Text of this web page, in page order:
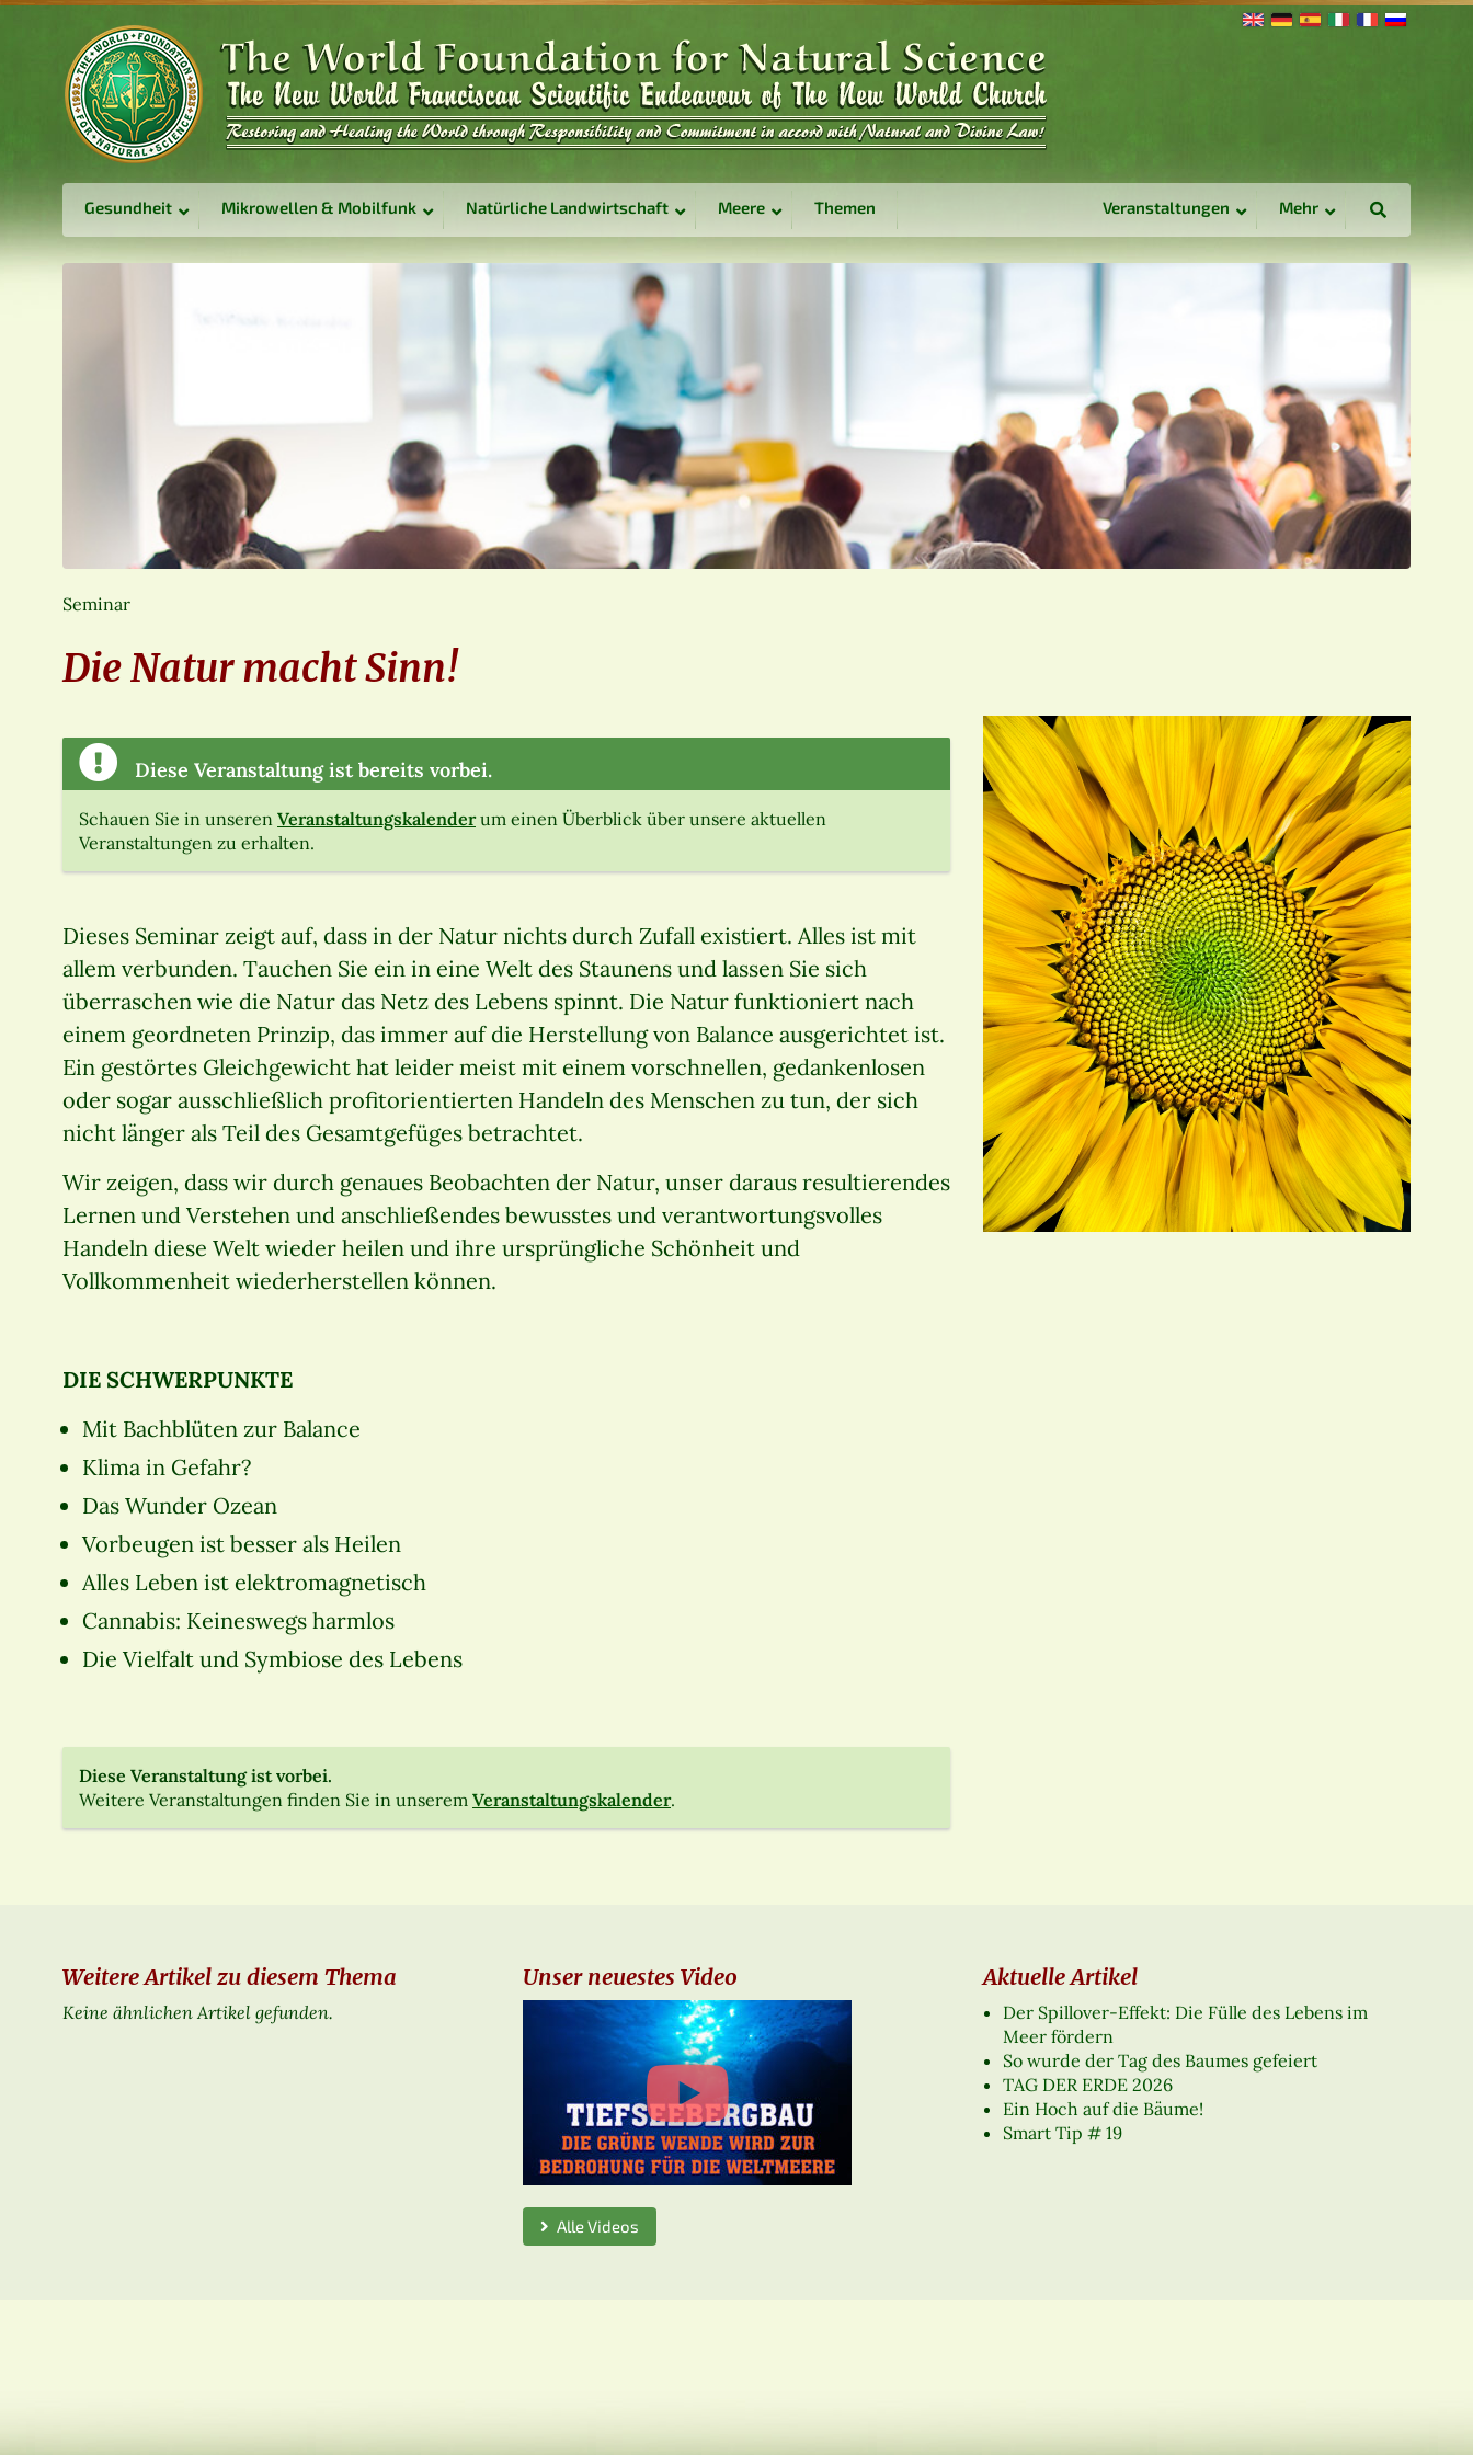
Gesundheit Mikrowellen & Mobilfunk Natürliche Landwirtschaft Meere Themen Veranstaltungen Mehr
Seminar
Die Natur macht Sinn!
Diese Veranstaltung ist bereits vorbei.
Schauen Sie in unseren Veranstaltungskalenderum einen Überblick über unsere aktuellen
Veranstaltungen zu erhalten.
Dieses Seminar zeigt auf, dass in der Natur nichts durch Zufall existiert. Alles ist mit
allem verbunden. Tauchen Sie ein in eine Welt des Staunens und lassen Sie sich
überraschen wie die Natur das Netz des Lebens spinnt. Die Natur funktioniert nach
einem geordneten Prinzip, das immer auf die Herstellung von Balance ausgerichtet ist.
Ein gestörtes Gleichgewicht hat leider meist mit einem vorschnellen, gedankenlosen
oder sogar ausschließlich profitorientierten Handeln des Menschen zu tun, der sich
nicht länger als Teil des Gesamtgefüges betrachtet.
Wir zeigen, dass wir durch genaues Beobachten der Natur, unser daraus resultierendes
Lernen und Verstehen und anschließendes bewusstes und verantwortungsvolles
Handeln diese Welt wieder heilen und ihre ursprüngliche Schönheit und
Vollkommenheit wiederherstellen können.
DIE SCHWERPUNKTE
Mit Bachblüten zur Balance
Klima in Gefahr?
Das Wunder Ozean
Vorbeugen ist besser als Heilen
Alles Leben ist elektromagnetisch
Cannabis: Keineswegs harmlos
Die Vielfalt und Symbiose des Lebens
Diese Veranstaltung ist vorbei.
Weitere Veranstaltungen finden Sie in unserem Veranstaltungskalender.
Weitere Artikel zu diesem Thema
Keine ähnlichen Artikel gefunden.
Unser neuestes Video
Alle Videos
Aktuelle Artikel
Der Spillover-Effekt: Die Fülle des Lebens im
Meer fördern
So wurde der Tag des Baumes gefeiert
TAG DER ERDE 2026
Ein Hoch auf die Bäume!
Smart Tip # 19